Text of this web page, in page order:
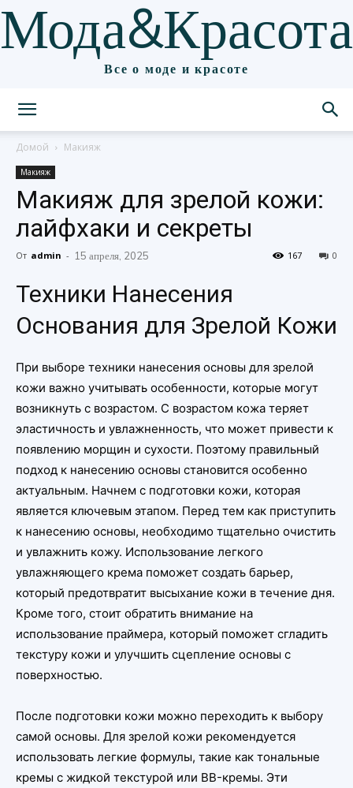
Мода&Красота
Все о моде и красоте
Домой Макияж
Макияж
Макияж для зрелой кожи:
лайфхаки и секреты
От admin - 15 апреля, 2025 0
167
Техники Нанесения
Основания для Зрелой Кожи
При выборе техники нанесения основы для зрелой
кожи важно учитывать особенности, которые могут
возникнуть с возрастом. С возрастом кожа теряет
эластичность и увлажненность, что может привести к
появлению морщин и сухости. Поэтому правильный
подход к нанесению основы становится особенно
актуальным. Начнем с подготовки кожи, которая
является ключевым этапом. Перед тем как приступить
к нанесению основы, необходимо тщательно очистить
и увлажнить кожу. Использование легкого
увлажняющего крема поможет создать барьер,
который предотвратит высыхание кожи в течение дня.
Кроме того, стоит обратить внимание на
использование праймера, который поможет сгладить
текстуру кожи и улучшить сцепление основы с
поверхностью.
После подготовки кожи можно переходить к выбору
самой основы. Для зрелой кожи рекомендуется
использовать легкие формулы, такие как тональные
кремы с жидкой текстурой или BB-кремы. Эти